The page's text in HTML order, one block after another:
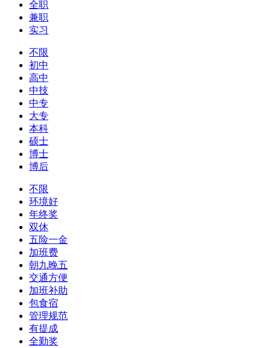
全职
兼职
实习
不限
初中
高中
中技
中专
大专
本科
硕士
博士
博后
不限
环境好
年终奖
双休
五险一金
加班费
朝九晚五
交通方便
加班补助
包食宿
管理规范
有提成
全勤奖